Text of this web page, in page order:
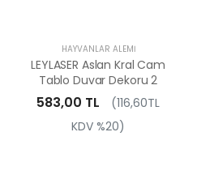
HAYVANLAR ALEMI
LEYLASER Aslan Kral Cam
Tablo Duvar Dekoru 2
583,00 TL
(116,60TL
KDV %20)